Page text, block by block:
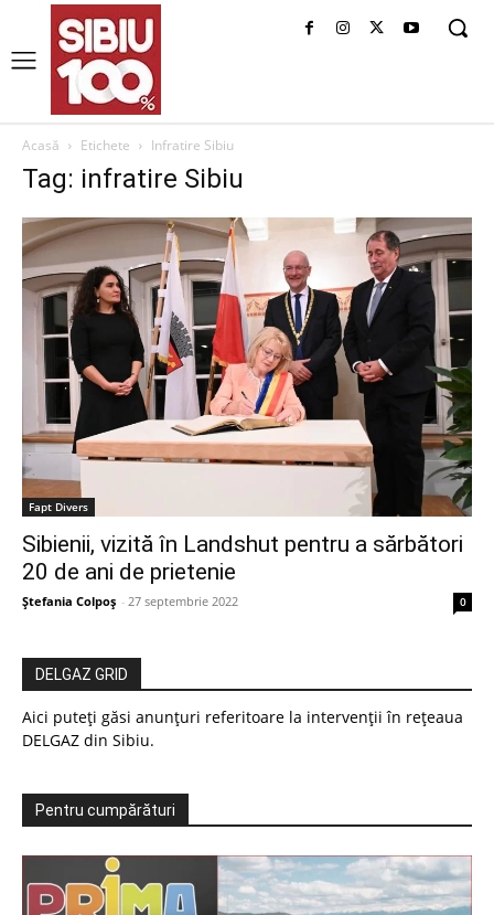
Acasă Etichete Infratire Sibiu
Tag: infratire Sibiu
Fapt Divers
Sibienii, vizită în Landshut pentru a sărbători
20 de ani de prietenie
Ștefania Colpoș - 27 septembrie 2022 0
DELGAZ GRID
Aici puteți găsi anunțuri referitoare la intervenții în rețeaua
DELGAZ din Sibiu.
Pentru cumpărături